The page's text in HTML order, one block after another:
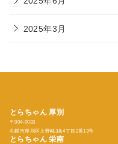
2025年3月
とらちゃん 厚別
〒004-0033
札幌市厚別区上野幌3条4丁目2番13号
とらちゃん 栄南